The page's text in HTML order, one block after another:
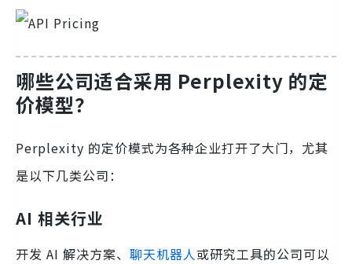
哪些公司适合采用 Perplexity 的定
价模型？
Perplexity 的定价模式为各种企业打开了大门，尤其
是以下几类公司：
AI 相关行业
开发 AI 解决方案、 聊天机器人 或研究工具的公司可以